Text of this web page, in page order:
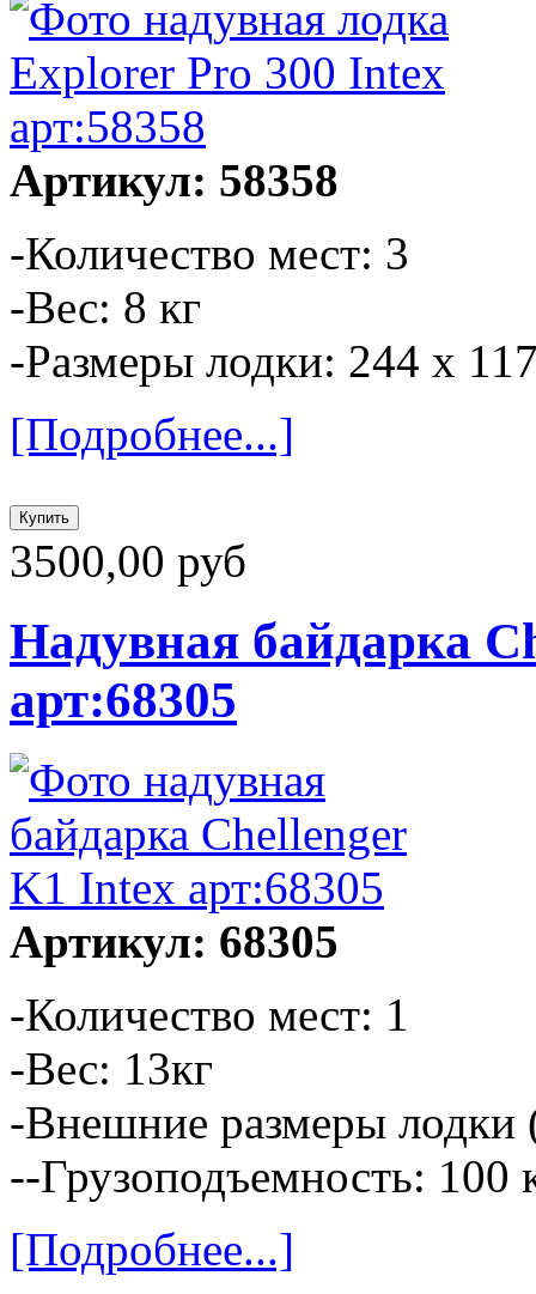
Артикул: 58358
-Количество мест: 3
-Вес: 8 кг
-Размеры лодки: 244 х
[Подробнее...]
3500,00 руб
Надувная байдарка
арт:68305
Артикул: 68305
-Количество мест: 1
-Вес: 13кг
-Внешние размеры
--Грузоподъемность: 100
[Подробнее...]